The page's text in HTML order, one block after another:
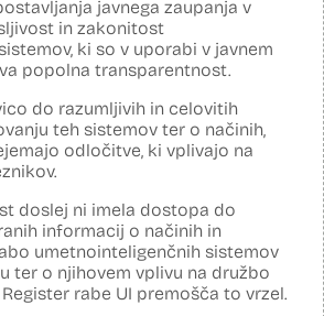
tveganja, ki predstavljajo posamezne
pri analitični obdelavi ugotovljeno, da
vzorce storilcev terorističnih in
oziroma njihovih žrtev ter zato
policije in drugih pristojnih organov na
enota za informacije o potnikih lahko glede
posamičnem primeru posreduje podatke
oziroma podatke potnikov iz sistema
oziroma rezultate njihove obdelave
za informacije o potnikih vsa ujemanja
podatkov ter varnostna tveganja
z neavtomatiziranimi sredstvi.
vire podatkov: Evidenca potnikov,
potnikov iz sistema rezervacij letalskih
Schengenskega informacijskega sistema,
podatke opravljena:
2024
ugotavlja identiteto in registrira ilegalne
zajemajo izjave tujcev, njihove listine,
postopka ter prstne odtise. Sistem
podatkov policije (evidence prekrškov in
iskanih oseb, Schengenskem
Vizumskem informacijskem sistemu in bazah
Fingerprint Identification System /
identifikacijo prstnih odtisov), ki temelji na
in iskanje biometričnih razpoznavnih
in iskanje prstnih odtisov.
javnega zaupanja v
in zakonitost
ki so v uporabi v javnem
popolna transparentnost.
do razumljivih in celovitih
teh sistemov ter o načinih,
odločitve, ki vplivajo na
doslej ni imela dostopa do
informacij o načinih in
umetnointeligenčnih sistemov
ter o njihovem vplivu na družbo
rabe UI premošča to vrzel.